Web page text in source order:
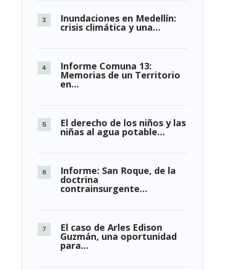
Inundaciones en Medellín:
crisis climática y una…
Informe Comuna 13:
Memorias de un Territorio
en…
El derecho de los niños y las
niñas al agua potable…
Informe: San Roque, de la
doctrina
contrainsurgente…
El caso de Arles Edison
Guzmán, una oportunidad
para…